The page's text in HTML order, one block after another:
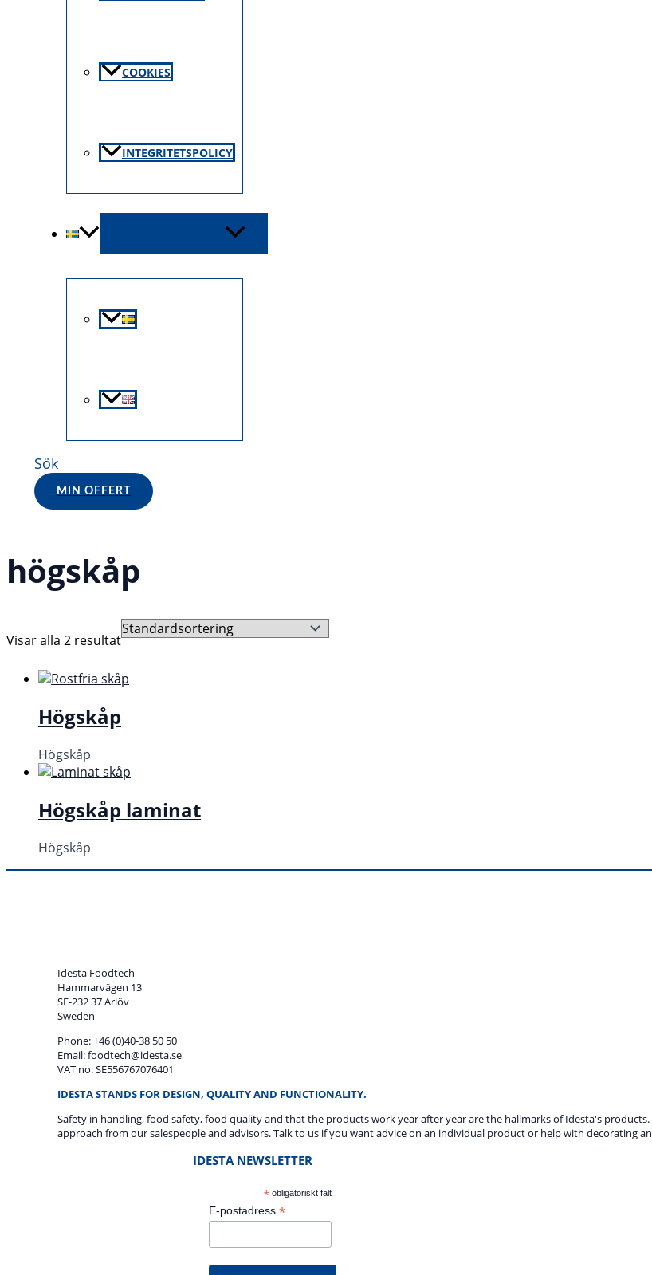
COOKIES
INTEGRITETSPOLICY
Sök
MIN OFFERT
högskåp
Visar alla 2 resultat
Högskåp
Högskåp
Högskåp laminat
Högskåp
Idesta Foodtech
Hammarvägen 13
SE-232 37 Arlöv
Sweden
Phone: +46 (0)40-38 50 50
Email: foodtech@idesta.se
VAT no: SE556767076401
IDESTA STANDS FOR DESIGN, QUALITY AND FUNCTIONALITY.
Safety in handling, food safety, food quality and that the products work year after year are the hallmarks of Idesta's
approach from our salespeople and advisors. Talk to us if you want advice on an individual product or help with decorating
IDESTA NEWSLETTER
*obligatoriskt fält
E-postadress *